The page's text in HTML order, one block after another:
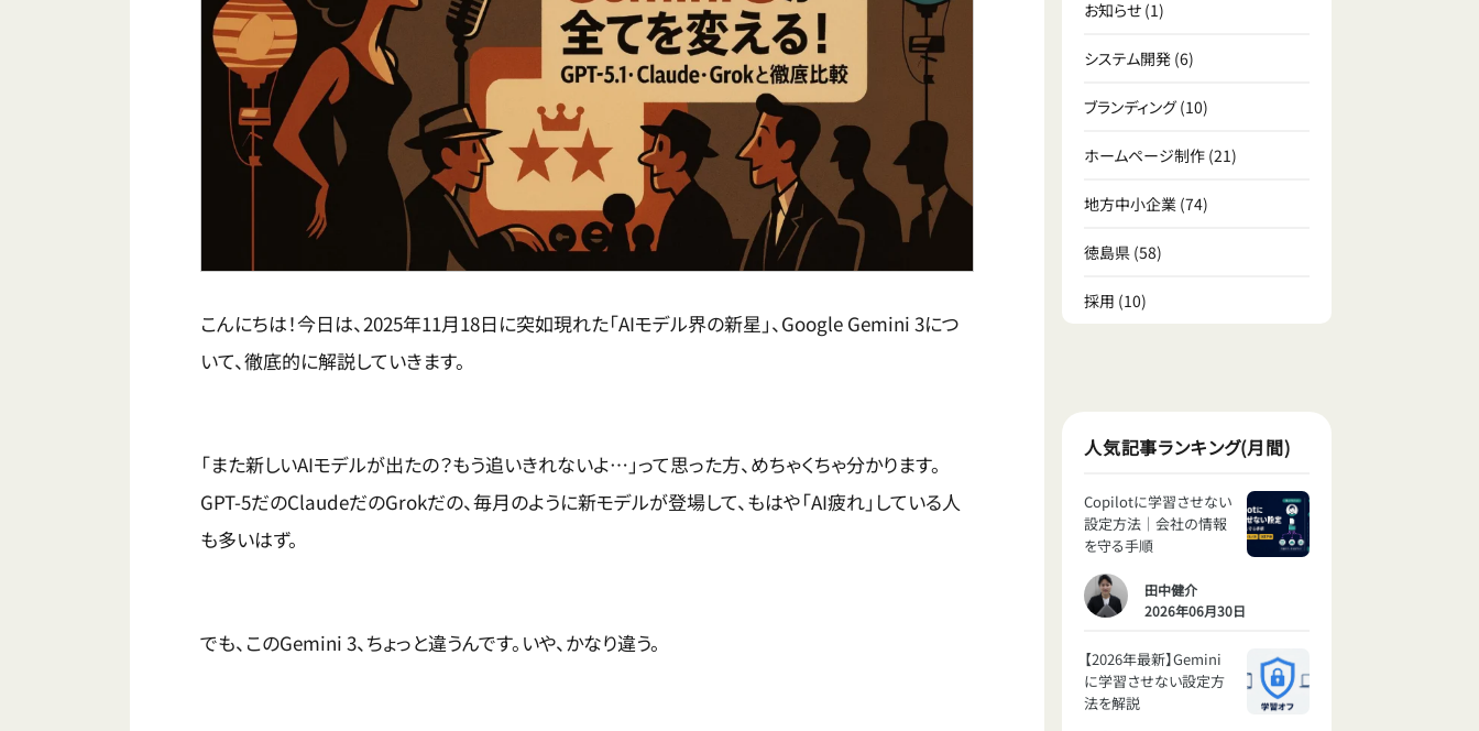
こんにちは！今日は、2025年11月18日に突如現れた「AIモデル界の新星」、Google Gemini 3につ
いて、徹底的に解説していきます。
「また新しいAIモデルが出たの？もう追いきれないよ…」って思った方、めちゃくちゃ分かります。
GPT-5だのClaudeだのGrokだの、毎月のように新モデルが登場して、もはや「AI疲れ」している人
も多いはず。
でも、このGemini 3、ちょっと違うんです。いや、かなり違う。
お知らせ (1)
システム開発 (6)
ブランディング(10)
ホームページ制作 (21)
地方中小企業 (74)
徳島県 (58)
採用 (10)
人気記事ランキング(月間)
Copilotに学習させない
設定方法｜会社の情報
を守る手順
田中健介
2026年06月30日
【2026年最新】Gemini
に学習させない設定方
法を解説